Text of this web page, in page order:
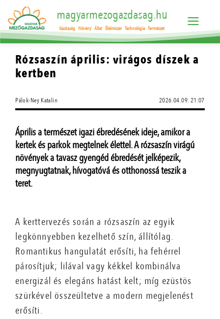
magyarmezogazdasag.hu
Gazdaság Növény Állat Élelmiszer Technológia Természet
Rózsaszín április: virágos díszek a
kertben
Pálok-Ney Katalin 2026.04.09. 21:07
Április a természet igazi ébredésének ideje, amikor a
kertek és parkok megtelnek élettel. A rózsaszín virágú
növények a tavasz gyengéd ébredését jelképezik,
megnyugtatnak, hívogatóvá és otthonossá teszik a
teret.
A kerttervezés során a rózsaszín az egyik
legkönnyebben kezelhető szín, állítólag.
Romantikus hangulatát erősíti, ha fehérrel
párosítjuk; lilával vagy kékkel kombinálva
energizál és elegáns hatást kelt; míg ezüstös
szürkével összeültetve a modern megjelenést
erősíti.